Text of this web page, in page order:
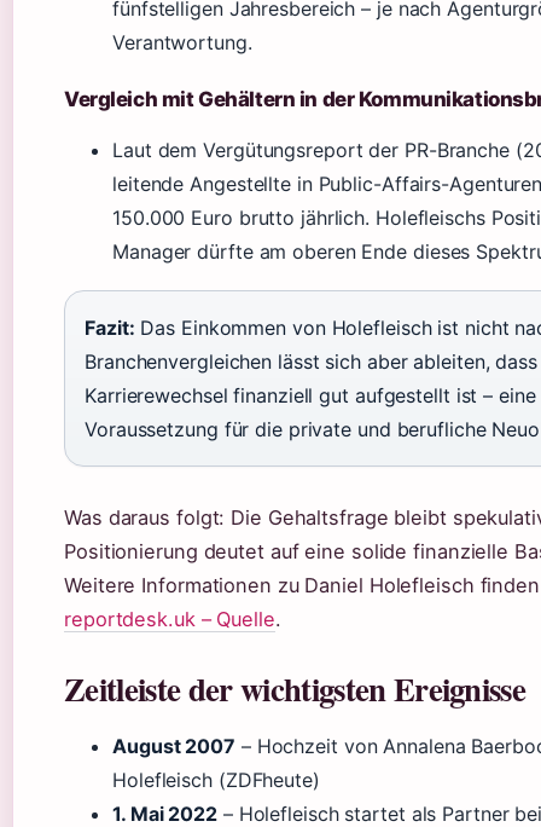
fünfstelligen Jahresbereich – je nach
Verantwortung.
Vergleich mit Gehältern in der
Laut dem Vergütungsreport der PR-Branche
leitende Angestellte in Public-Affairs-
150.000 Euro brutto jährlich. Holefleischs
Manager dürfte am oberen Ende dieses
Fazit: Das Einkommen von Holefleisch ist nicht
Branchenvergleichen lässt sich aber ableiten,
Karrierewechsel finanziell gut aufgestellt ist –
Voraussetzung für die private und berufliche
Was daraus folgt: Die Gehaltsfrage bleibt
Positionierung deutet auf eine solide finanzielle
Weitere Informationen zu Daniel Holefleisch
reportdesk.uk – Quelle.
Zeitleiste der wichtigsten Ereignisse
August 2007 – Hochzeit von Annalena
Holefleisch (ZDFheute)
1. Mai 2022– Holefleisch startet als Partner